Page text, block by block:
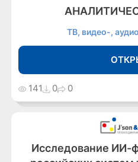
ТВ, видео-,
141 0 0
Исследование ИИ-